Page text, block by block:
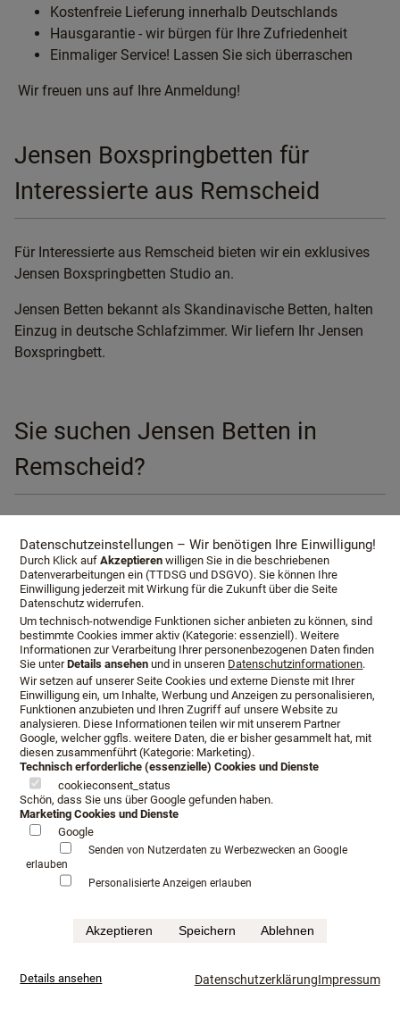
Kostenfreie Lieferung innerhalb Deutschlands
Hausgarantie - wir bürgen für Ihre Zufriedenheit
Einmaliger Service! Lassen Sie sich überraschen
Wir freuen uns auf Ihre Anmeldung!
Jensen Boxspringbetten für
Interessierte aus Remscheid
Für Interessierte aus Remscheid bieten wir ein exklusives
Jensen Boxspringbetten Studio an.
Jensen Betten bekannt als Skandinavische Betten, halten
Einzug in deutsche Schlafzimmer. Wir liefern Ihr Jensen
Boxspringbett.
Sie suchen Jensen Betten in
Remscheid?
Boxspringbetten, Beratung,
Lieferung nach Remscheid
Made in Norwegen
Jensen ist heute der führende Hersteller in Skandinavien.
Jensen Boxspringbetten sind dafür geschaffen, den Körper
optimal zu unterstützen und perfekten Liegekomfort zu
bieten. Anstatt an alten Methoden und Materialien
festzuhalten, ist Jensen kontinuierlich bestrebt, die beste
hochwertige Materialien.
Das Streben nach optimalem Liegekomfort ist die
Datenschutzeinstellungen – Wir benötigen Ihre Einwilligung!
Durch Klick aufAkzeptieren willigen Sie in die beschriebenen
Datenverarbeitungen ein (TTDSG und DSGVO). Sie können Ihre
Einwilligung jederzeit mit Wirkung für die Zukunft über die Seite
Datenschutz widerrufen.
Um technisch-notwendige Funktionen sicher anbieten zu können, sind
bestimmte Cookies immer aktiv (Kategorie: essenziell). Weitere
Informationen zur Verarbeitung Ihrer personenbezogenen Daten finden
Sie unterDetails ansehen und in unseren Datenschutzinformationen.
Wir setzen auf unserer Seite Cookies und externe Dienste mit Ihrer
Einwilligung ein, um Inhalte, Werbung und Anzeigen zu personalisieren,
Funktionen anzubieten und Ihren Zugriff auf unsere Website zu
analysieren. Diese Informationen teilen wir mit unserem Partner
Google, welcher ggfls. weitere Daten, die er bisher gesammelt hat, mit
diesen zusammenführt (Kategorie: Marketing).
Technisch erforderliche (essenzielle) Cookies und Dienste
cookieconsent_status
Schön, dass Sie uns über Google gefunden haben.
Marketing Cookies und Dienste
Google
Senden von Nutzerdaten zu Werbezwecken an Google
erlauben
Personalisierte Anzeigen erlauben
Akzeptieren Speichern Ablehnen
Details ansehen DatenschutzerklärungImpressum